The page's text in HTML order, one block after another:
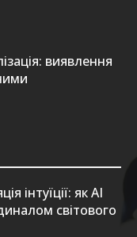
виявлення
інтуїції: як AI
світового